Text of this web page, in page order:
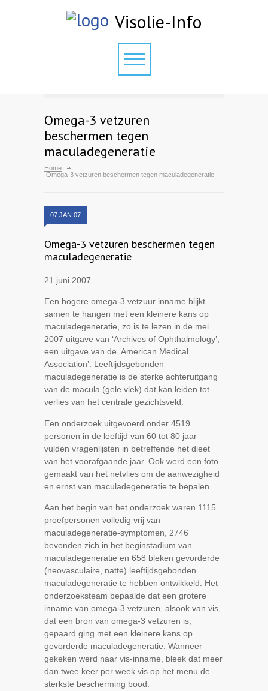
Visolie-Info
Omega-3 vetzuren
beschermen tegen
maculadegeneratie
Home
Omega-3 vetzuren beschermen tegen maculadegeneratie
07 JAN 07
Omega-3 vetzuren beschermen tegen
maculadegeneratie
21 juni 2007
Een hogere omega-3 vetzuur inname blijkt
samen te hangen met een kleinere kans op
maculadegeneratie, zo is te lezen in de mei
2007 uitgave van ‘Archives of Ophthalmology’,
een uitgave van de ‘American Medical
Association’. Leeftijdsgebonden
maculadegeneratie is de sterke achteruitgang
van de macula (gele vlek) dat kan leiden tot
verlies van het centrale gezichtsveld.
Een onderzoek uitgevoerd onder 4519
personen in de leeftijd van 60 tot 80 jaar
vulden vragenlijsten in betreffende het dieet
van het voorafgaande jaar. Ook werd een foto
gemaakt van het netvlies om de aanwezigheid
en ernst van maculadegeneratie te bepalen.
Aan het begin van het onderzoek waren 1115
proefpersonen volledig vrij van
maculadegeneratie-symptomen, 2746
bevonden zich in het beginstadium van
maculadegeneratie en 658 bleken gevorderde
(neovasculaire, natte) leeftijdsgebonden
maculadegeneratie te hebben ontwikkeld. Het
onderzoeksteam bepaalde dat een grotere
inname van omega-3 vetzuren, alsook van vis,
dat een bron van omega-3 vetzuren is,
gepaard ging met een kleinere kans op
gevorderde maculadegeneratie. Wanneer
gekeken werd naar vis-inname, bleek dat meer
dan twee keer per week vis op het menu de
sterkste bescherming bood.